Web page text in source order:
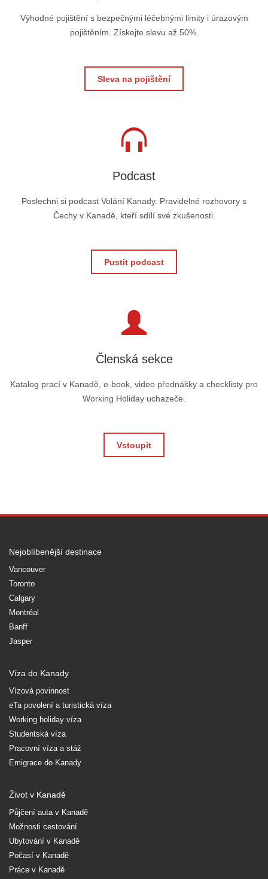
Výhodné pojištění s bezpečnými léčebnými limity i úrazovým
pojištěním. Získejte slevu až 50%.
Sleva na pojištění
Podcast
Poslechni si podcast Volání Kanady. Pravidelné rozhovory s
Čechy v Kanadě, kteří sdílí své zkušenosti.
Pustit podcast
Členská sekce
Katalog prací v Kanadě, e-book, video přednášky a checklisty pro
Working Holiday uchazeče.
Vstoupit
Nejoblíbenější destinace
Vancouver
Toronto
Calgary
Montréal
Banff
Jasper
Víza do Kanady
Vízová povinnost
eTa povolení a turistická víza
Working holiday víza
Studentská víza
Pracovní víza a stáž
Emigrace do Kanady
Život v Kanadě
Půjčení auta v Kanadě
Možnosti cestování
Ubytování v Kanadě
Počasí v Kanadě
Práce v Kanadě